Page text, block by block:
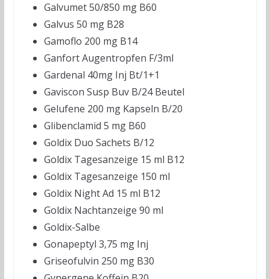
Galvumet 50/850 mg B60
Galvus 50 mg B28
Gamoflo 200 mg B14
Ganfort Augentropfen F/3ml
Gardenal 40mg Inj Bt/1+1
Gaviscon Susp Buv B/24 Beutel
Gelufene 200 mg Kapseln B/20
Glibenclamid 5 mg B60
Goldix Duo Sachets B/12
Goldix Tagesanzeige 15 ml B12
Goldix Tagesanzeige 150 ml
Goldix Night Ad 15 ml B12
Goldix Nachtanzeige 90 ml
Goldix-Salbe
Gonapeptyl 3,75 mg Inj
Griseofulvin 250 mg B30